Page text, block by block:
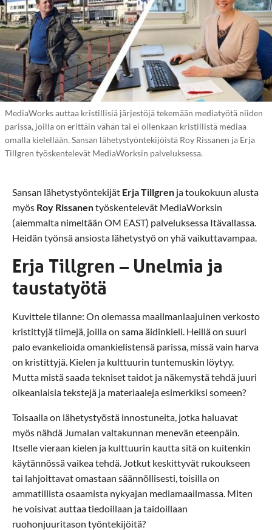
MediaWorks auttaa kristillisiä järjestöjä tekemään mediatyötä niiden
parissa, joilla on erittäin vähän tai ei ollenkaan kristillistä mediaa
omalla kielellään. Sansan lähetystyöntekijöistä Roy Rissanen ja Erja
Tillgren työskentelevät MediaWorksin palveluksessa.
Sansan lähetystyöntekijät Erja Tillgren ja toukokuun alusta
myös Roy Rissanentyöskentelevät MediaWorksin
(aiemmalta nimeltään OM EAST) palveluksessa Itävallassa.
Heidän työnsä ansiosta lähetystyö on yhä vaikuttavampaa.
Erja Tillgren – Unelmia ja
taustatyötä
Kuvittele tilanne: On olemassa maailmanlaajuinen verkosto
kristittyjä tiimejä, joilla on sama äidinkieli. Heillä on suuri
palo evankelioida omankielistensä parissa, missä vain harva
on kristittyjä. Kielen ja kulttuurin tuntemuskin löytyy.
Mutta mistä saada tekniset taidot ja näkemystä tehdä juuri
oikeanlaisia tekstejä ja materiaaleja esimerkiksi someen?
Toisaalla on lähetystyöstä innostuneita, jotka haluavat
myös nähdä Jumalan valtakunnan menevän eteenpäin.
Itselle vieraan kielen ja kulttuurin kautta sitä on kuitenkin
käytännössä vaikea tehdä. Jotkut keskittyvät rukoukseen
tai lahjoittavat omastaan säännöllisesti, toisilla on
ammatillista osaamista nykyajan mediamaailmassa. Miten
he voisivat auttaa tiedoillaan ja taidoillaan
ruohonjuuritason työntekijöitä?